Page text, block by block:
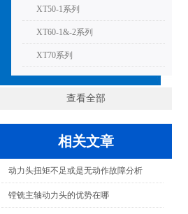
XT50-1系列
XT60-1&-2系列
XT70系列
查看全部
相关文章
动力头扭矩不足或是无动作故障分析
镗铣主轴动力头的优势在哪